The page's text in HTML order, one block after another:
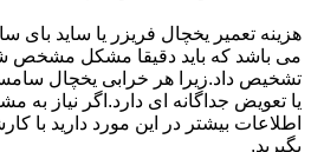
هزینه تعمیر یخچال فریزر یا ساید
می باشد که باید دقیقا مشکل مشخص
تشخیص داد.زیرا هر خرابی یخچال
یا تعویض جداگانه ای دارد.اگر نیاز
اطلاعات بیشتر در این مورد دارید با
بگیرید.